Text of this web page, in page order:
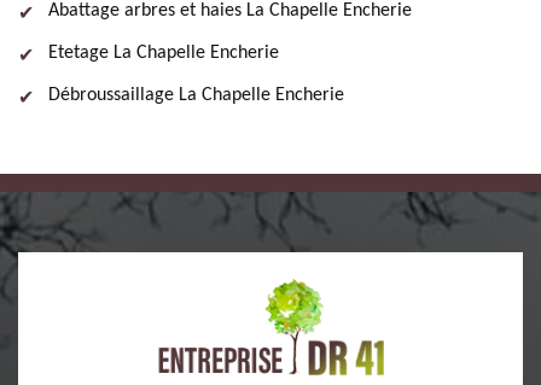
Abattage arbres et haies La Chapelle Encherie
Etetage La Chapelle Encherie
Débroussaillage La Chapelle Encherie